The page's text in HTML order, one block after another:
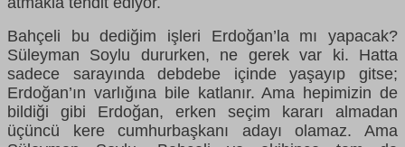
Bahçeli bu dediğim işleri Erdoğan’la mı yapacak?
Süleyman Soylu dururken, ne gerek var ki. Hatta
sadece sarayında debdebe içinde yaşayıp gitse;
Erdoğan’ın varlığına bile katlanır. Ama hepimizin de
bildiği gibi Erdoğan, erken seçim kararı almadan
üçüncü kere cumhurbaşkanı adayı olamaz. Ama